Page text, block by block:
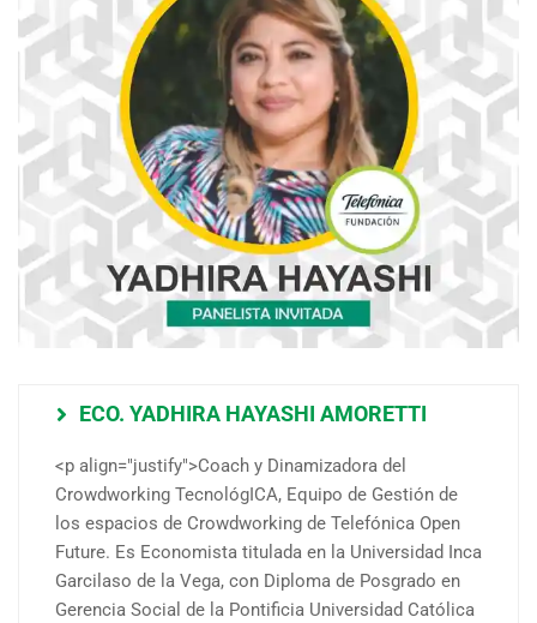
ECO. YADHIRA HAYASHI AMORETTI
<p align="justify">Coach y Dinamizadora del
Crowdworking TecnológICA, Equipo de Gestión de
los espacios de Crowdworking de Telefónica Open
Future. Es Economista titulada en la Universidad Inca
Garcilaso de la Vega, con Diploma de Posgrado en
Gerencia Social de la Pontificia Universidad Católica